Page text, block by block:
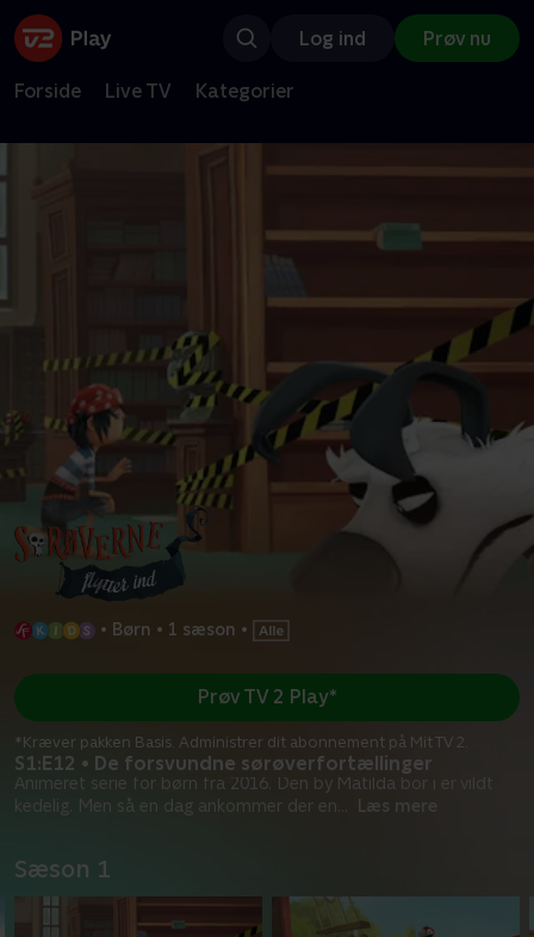
Log ind Prøv nu
Forside Live TV Kategorier
• Børn • 1 sæson •
S1:E12 • De forsvundne sørøverfortællinger
Animeret serie for børn fra 2016. Den by Matilda bor i er vildt
kedelig. Men så en dag ankommer der en
Læs mere
Prøv TV 2 Play*
*Kræver pakken Basis. Administrer dit abonnement på Mit TV 2.
Sæson 1